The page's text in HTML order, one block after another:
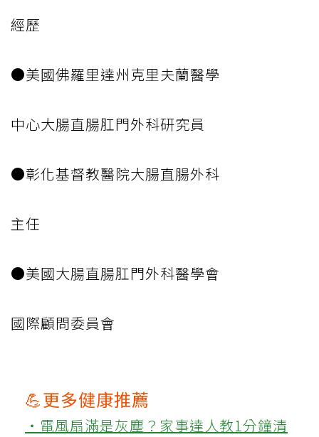
經歷
●美國佛羅里達州克里夫蘭醫學
中心大腸直腸肛門外科研究員
●彰化基督教醫院大腸直腸外科
主任
●美國大腸直腸肛門外科醫學會
國際顧問委員會
💪更多健康推薦
‧電風扇滿是灰塵？家事達人教1分鐘清